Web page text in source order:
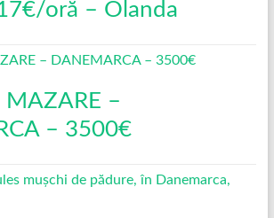
oră – Olanda
MAZARE –
– 3500€